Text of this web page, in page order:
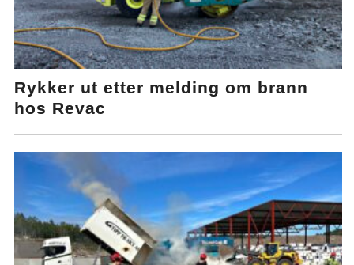
Rykker ut etter melding om brann
hos Revac